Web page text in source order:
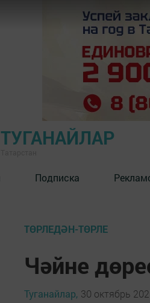
ТУГАНАЙЛАР
Подписка
ТӨРЛЕДӘН-ТӨРЛЕ
Чәйне
Туганайлар, 30 октябрь